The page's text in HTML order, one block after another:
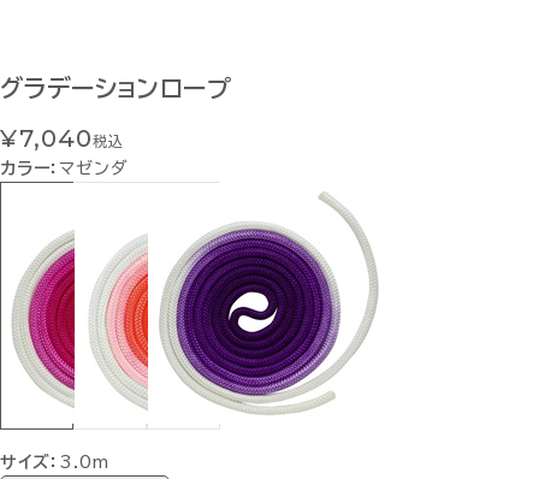
グラデーションロープ
¥7,040税込
カラー： マゼンダ
サイズ： 3.0m